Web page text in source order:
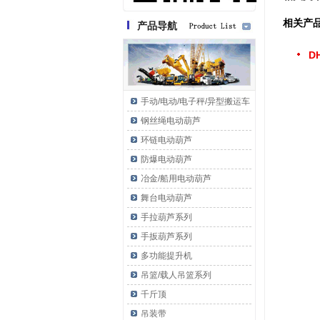
产品导航
手动/电动/电子秤/异型搬运车
钢丝绳电动葫芦
环链电动葫芦
防爆电动葫芦
冶金/船用电动葫芦
舞台电动葫芦
手拉葫芦系列
手扳葫芦系列
多功能提升机
吊篮/载人吊篮系列
千斤顶
吊装带
相关产